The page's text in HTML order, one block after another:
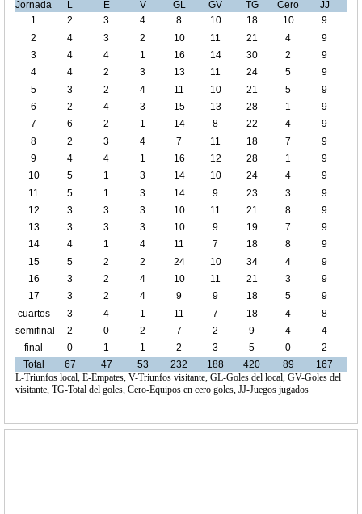
Jornada L E V GL GV TG Cero
JJ
1
2 3 4 8 10 18 10
9
2
4 3 2 10 11 21 4
9
3
4 4 1 16 14 30 2
9
4
4 2 3 13 11 24 5
9
5
3 2 4 11 10 21 5
9
6
2 4 3 15 13 28 1
9
7
6 2 1 14 8 22 4
9
8
2 3 4 7 11 18 7
9
9
4 4 1 16 12 28 1
9
10
5 1 3 14 10 24 4
9
11
5 1 3 14 9 23 3
9
12
3 3 3 10 11 21 8
9
13
3 3 3 10 9 19 7
9
14
4 1 4 11 7 18 8
9
15
5 2 2 24 10 34 4
9
16
3 2 4 10 11 21 3
9
17
3 2 4 9 9 18 5
9
cuartos
de final
3 4 1 11 7 18 4
8
semifinal
2 0 2 7 2 9 4
4
final
0 1 1 2 3 5 0
2
Total
67 47 53 232 188 420 89
167
L-Triunfos local, E-Empates, V-Triunfos visitante, GL-Goles del local, GV-Goles del
visitante, TG-Total del goles, Cero-Equipos en cero goles, JJ-Juegos jugados